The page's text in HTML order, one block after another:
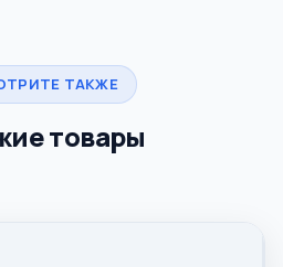
ТАКЖЕ
товары